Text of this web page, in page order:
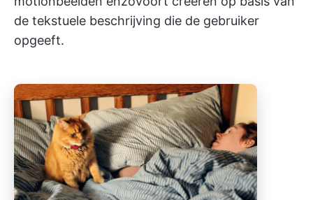
de tekstuele beschrijving die de gebruiker
opgeeft.